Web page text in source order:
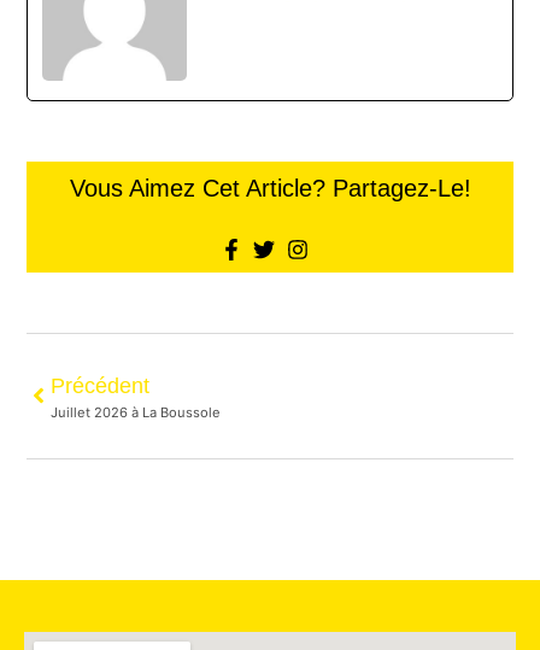
Vous Aimez Cet Article? Partagez-Le!
Précédent
Juillet 2026 à La Boussole